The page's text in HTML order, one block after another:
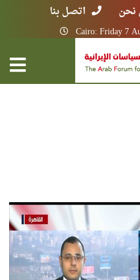
نحن اتصل بنا
Cairo: Friday 7